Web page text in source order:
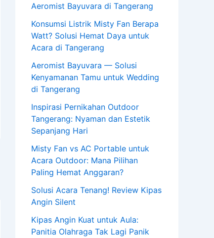
Aeromist Bayuvara di Tangerang
Konsumsi Listrik Misty Fan Berapa
Watt? Solusi Hemat Daya untuk
Acara di Tangerang
Aeromist Bayuvara — Solusi
Kenyamanan Tamu untuk Wedding
di Tangerang
Inspirasi Pernikahan Outdoor
Tangerang: Nyaman dan Estetik
Sepanjang Hari
Misty Fan vs AC Portable untuk
Acara Outdoor: Mana Pilihan
Paling Hemat Anggaran?
Solusi Acara Tenang! Review Kipas
Angin Silent
Kipas Angin Kuat untuk Aula:
Panitia Olahraga Tak Lagi Panik